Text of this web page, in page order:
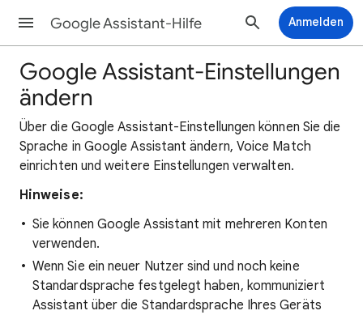
Google Assistant-Hilfe Anmelden
Google Assistant-Einstellungen
ändern
Über die Google Assistant-Einstellungen können Sie die
Sprache in Google Assistant ändern, Voice Match
einrichten und weitere Einstellungen verwalten.
Hinweise:
Sie können Google Assistant mit mehreren Konten
verwenden.
Wenn Sie ein neuer Nutzer sind und noch keine
Standardsprache festgelegt haben, kommuniziert
Assistant über die Standardsprache Ihres Geräts